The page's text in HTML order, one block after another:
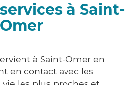
à Saint-
Omer
à Saint-Omer en
en contact avec les